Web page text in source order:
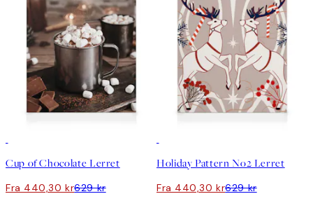
Cup of Chocolate Lerret
Fra 440,30 kr629 kr
Holiday Pattern No2 Lerret
Fra 440,30 kr629 kr